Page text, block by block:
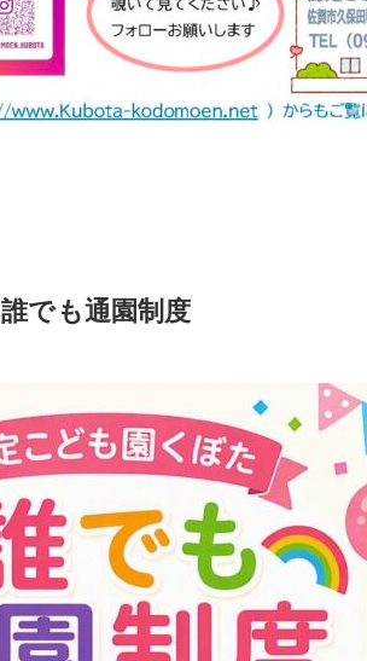
誰でも通園制度